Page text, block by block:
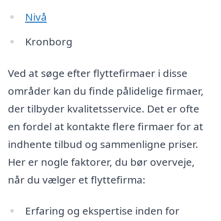
Nivå
Kronborg
Ved at søge efter flyttefirmaer i disse
områder kan du finde pålidelige firmaer,
der tilbyder kvalitetsservice. Det er ofte
en fordel at kontakte flere firmaer for at
indhente tilbud og sammenligne priser.
Her er nogle faktorer, du bør overveje,
når du vælger et flyttefirma:
Erfaring og ekspertise inden for